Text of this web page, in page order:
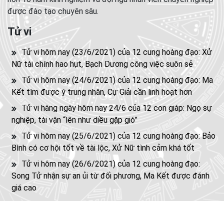
được đào tạo chuyên sâu.
Tử vi
Tử vi hôm nay (23/6/2021) của 12 cung hoàng đạo: Xử
Nữ tài chính hao hụt, Bạch Dương công việc suôn sẻ
Tử vi hôm nay (24/6/2021) của 12 cung hoàng đạo: Ma
Kết tìm được ý trung nhân, Cự Giải cần linh hoạt hơn
Tử vi hàng ngày hôm nay 24/6 của 12 con giáp: Ngọ sự
nghiệp, tài vận “lên như diều gặp gió”
Tử vi hôm nay (25/6/2021) của 12 cung hoàng đạo: Bảo
Bình có cơ hội tốt về tài lộc, Xử Nữ tình cảm khá tốt
Tử vi hôm nay (26/6/2021) của 12 cung hoàng đạo:
Song Tử nhận sự an ủi từ đối phương, Ma Kết được đánh
giá cao